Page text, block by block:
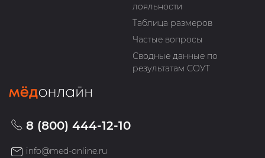
лояльности
Таблица размеров
Частые вопросы
Сводные данные по
результатам СОУТ
8 (800) 444-12-10
info@med-online.ru